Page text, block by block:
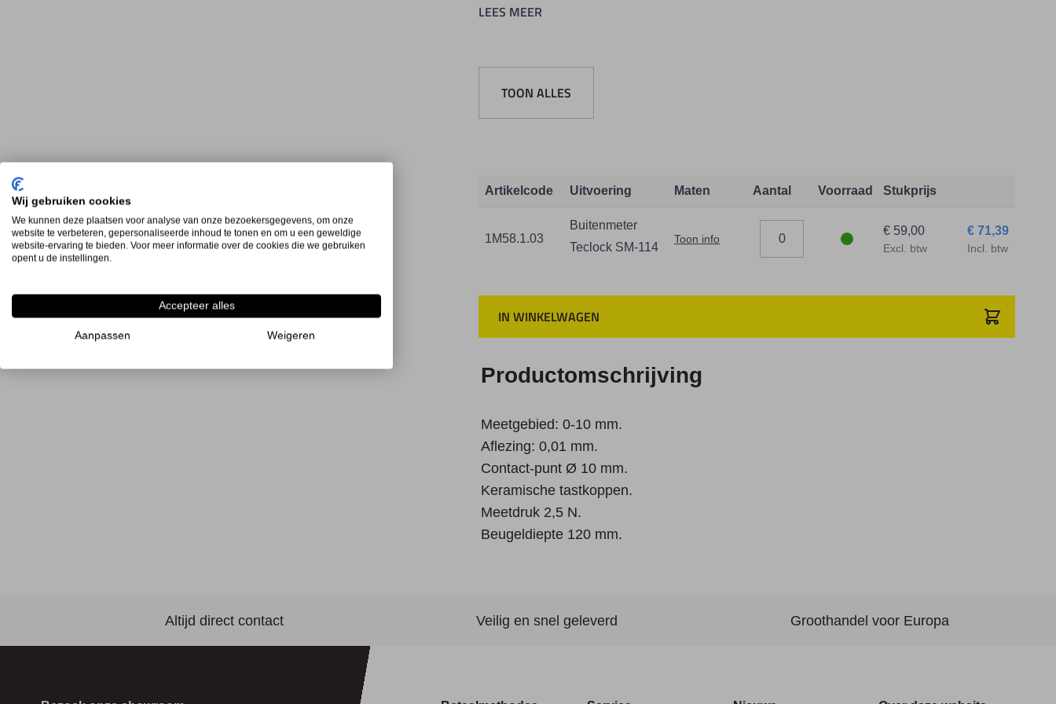
Meetdruk 2,5 N.
LEES MEER
TOON ALLES
Artikelcode Uitvoering Maten Aantal Voorraad Stukprijs
1M58.1.03
Buitenmeter
Teclock SM-114
Toon info
€ 71,39
Incl. btw
€ 59,00
Excl. btw
IN WINKELWAGEN
Productomschrijving
Meetgebied: 0-10 mm.
Aflezing: 0,01 mm.
Contact-punt Ø 10 mm.
Keramische tastkoppen.
Meetdruk 2,5 N.
Beugeldiepte 120 mm.
Altijd direct contact Veilig en snel geleverd Groothandel voor Europa
Wij gebruiken cookies
We kunnen deze plaatsen voor analyse van onze bezoekersgegevens, om onze
website te verbeteren, gepersonaliseerde inhoud te tonen en om u een geweldige
website-ervaring te bieden. Voor meer informatie over de cookies die we gebruiken
opent u de instellingen.
Accepteer alles
Aanpassen Weigeren